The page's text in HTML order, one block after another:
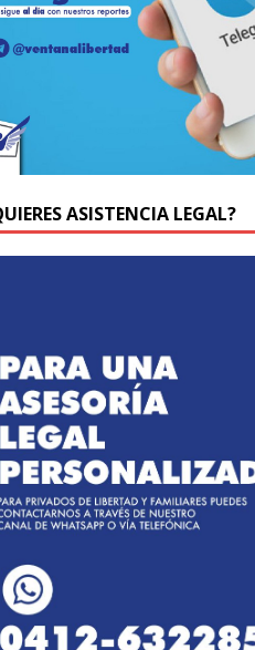
ASISTENCIA LEGAL?